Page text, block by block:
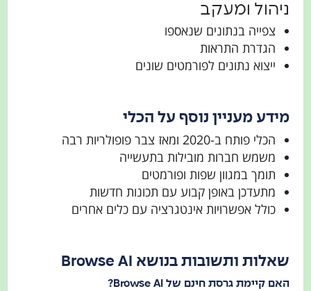
ניהול ומעקב
צפייה בנתונים שנאספו
הגדרת התראות
ייצוא נתונים לפורמטים שונים
מידע מעניין נוסף על הכלי
הכלי פותח ב-2020 ומאז צבר פופולריות רבה
משמש חברות מובילות בתעשייה
תומך במגוון שפות ופורמטים
מתעדכן באופן קבוע עם תכונות חדשות
כולל אפשרויות אינטגרציה עם כלים אחרים
שאלות ותשובות בנושא Browse AI
האם קיימת גרסת חינם של Browse AI?